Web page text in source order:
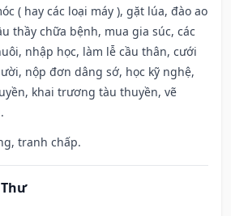
( hay các loại máy ), gặt lúa, đào ao
thầy chữa bệnh, mua gia súc, các
nhập học, làm lễ cầu thân, cưới
nộp đơn dâng sớ, học kỹ nghệ,
khai trương tàu thuyền, vẽ
tranh chấp.